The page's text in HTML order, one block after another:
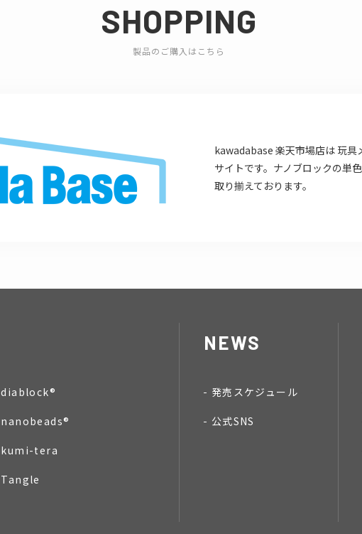
SHOPPING
製品のご購入はこちら
kawadabase 楽天市場店は 玩
サイトです。ナノブロックの単
取り揃えております。
diablock®
nanobeads®
kumi-tera
Tangle
NEWS
発売スケジュール
公式SNS